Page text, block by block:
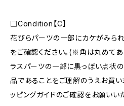
□Condition【C】
花びらパーツの一部にカケがみら
をご確認ください。(※角は丸めて
ラスパーツの一部に黒っぽい点状
品であることをご理解のうえお買い
ッピングガイドのご確認をお願いい